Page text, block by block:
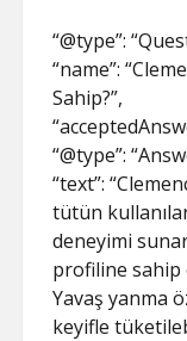
“@type”:
“name”:
Sahip?”,
“@type”:
“text”:
tütün
deneyimi
profiline sahip
Yavaş yanma
keyifle